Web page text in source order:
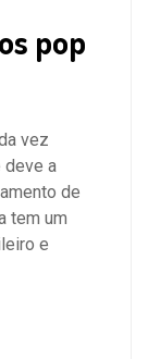
pop
vez
deve a
de
tem um
e